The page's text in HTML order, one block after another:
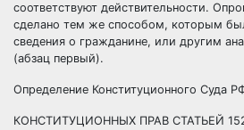
соответствуют действительности.
сделано тем же способом, которым
сведения о гражданине, или другим
(абзац первый).
Определение Конституционного Суда
КОНСТИТУЦИОННЫХ ПРАВ СТАТЬЕЙ